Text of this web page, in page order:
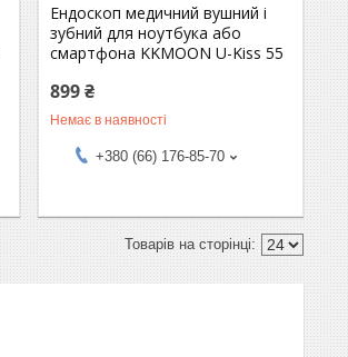
Ендоскоп медичний вушний і
зубний для ноутбука або
смартфона KKMOON U-Kiss 55
899 ₴
Немає в наявності
+380 (66) 176-85-70